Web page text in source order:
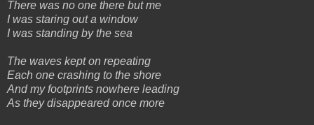
There was no one there but me
I was staring out a window
I was standing by the sea
The waves kept on repeating
Each one crashing to the shore
And my footprints nowhere leading
As they disappeared once more